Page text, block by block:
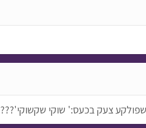
צעק בכעס:' שוקי שקשוקי'???